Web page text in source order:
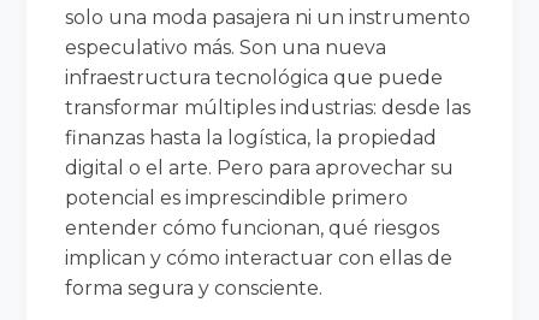
solo una moda pasajera ni un instrumento
especulativo más. Son una nueva
infraestructura tecnológica que puede
transformar múltiples industrias: desde las
finanzas hasta la logística, la propiedad
digital o el arte. Pero para aprovechar su
potencial es imprescindible primero
entender cómo funcionan, qué riesgos
implican y cómo interactuar con ellas de
forma segura y consciente.